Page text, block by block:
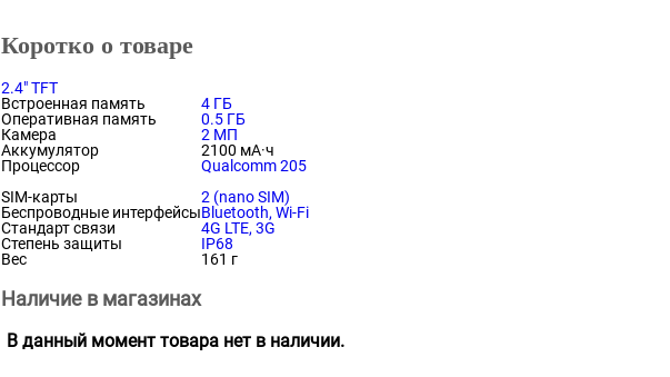
Коротко о товаре
2.4" TFT
Встроенная память
4 ГБ
Оперативная память
0.5 ГБ
Камера
2 МП
Аккумулятор
2100 мА·ч
Процессор
Qualcomm 205
SIM-карты
2 (nano SIM)
Беспроводные интерфейсыBluetooth, Wi-Fi
Стандарт связи
4G LTE, 3G
Степень защиты
IP68
Вес
161 г
Наличие в магазинах
В данный момент товара нет в наличии.